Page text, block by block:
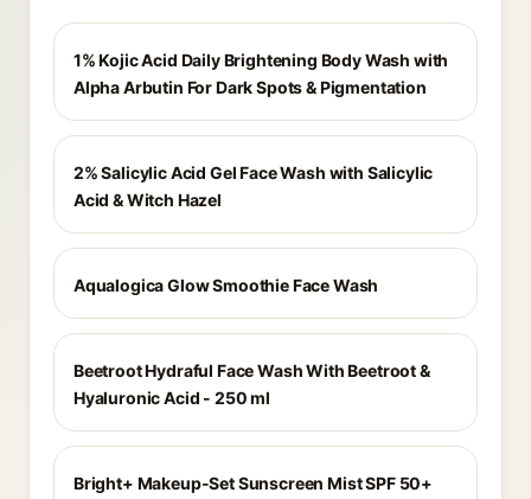
1% Kojic Acid Daily Brightening Body Wash with
Alpha Arbutin For Dark Spots & Pigmentation
2% Salicylic Acid Gel Face Wash with Salicylic
Acid & Witch Hazel
Aqualogica Glow Smoothie Face Wash
Beetroot Hydraful Face Wash With Beetroot &
Hyaluronic Acid - 250 ml
Bright+ Makeup-Set Sunscreen Mist SPF 50+